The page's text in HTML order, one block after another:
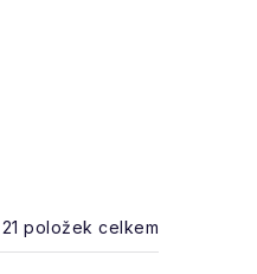
21 položek celkem